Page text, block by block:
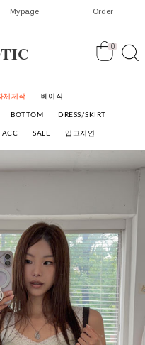
Mypage Order
0
체제작 베이직
BOTTOM DRESS/SKIRT
ACC SALE 입고지연